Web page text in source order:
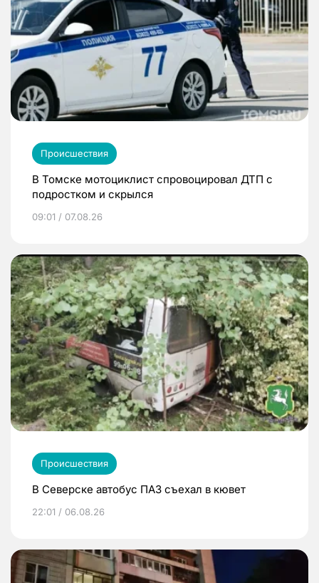
Происшествия
В Томске мотоциклист спровоцировал ДТП с
подростком и скрылся
09:01 / 07.08.26
Происшествия
В Северске автобус ПАЗ съехал в кювет
22:01 / 06.08.26